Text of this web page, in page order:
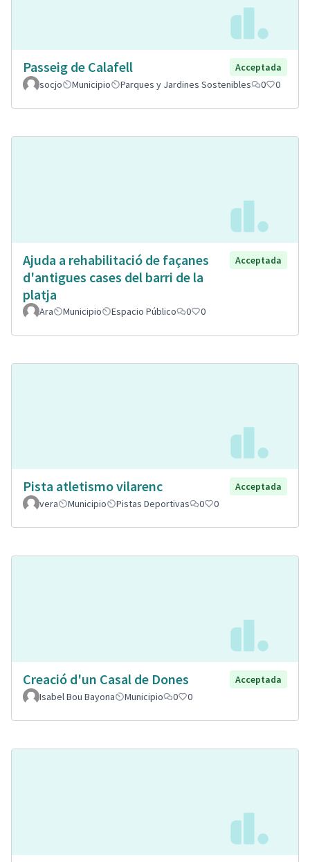
Passeig de Calafell
Acceptada
socjo
Municipio Parques y Jardines Sostenibles 0 0
Ajuda a rehabilitació de façanes
d'antigues cases del barri de la
platja
Acceptada
Ara Municipio Espacio Público 0 0
Pista atletismo vilarenc
Acceptada
vera
Municipio Pistas Deportivas 0 0
Creació d'un Casal de Dones
Acceptada
Isabel Bou Bayona
Municipio 0 0